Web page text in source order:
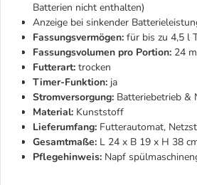
Batterien nicht enthalten)
Anzeige bei sinkender
Fassungsvermögen: für bis zu 4,5 l
Fassungsvolumen pro Portion: 24
Futterart: trocken
Timer-Funktion: ja
Stromversorgung: Batteriebetrieb &
Material: Kunststoff
Lieferumfang: Futterautomat,
Gesamtmaße: L 24 x B 19 x H 38
Pflegehinweis: Napf